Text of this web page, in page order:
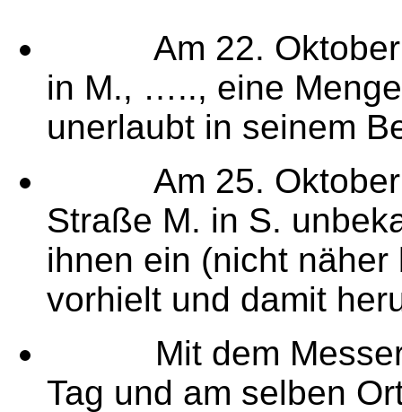
Am 22. Oktober
in M., ….., eine
unerlaubt in seinem
Am 25. Oktober
Straße M. in S.
ihnen ein (nicht
vorhielt und damit
Mit dem Messer
Tag und am selben